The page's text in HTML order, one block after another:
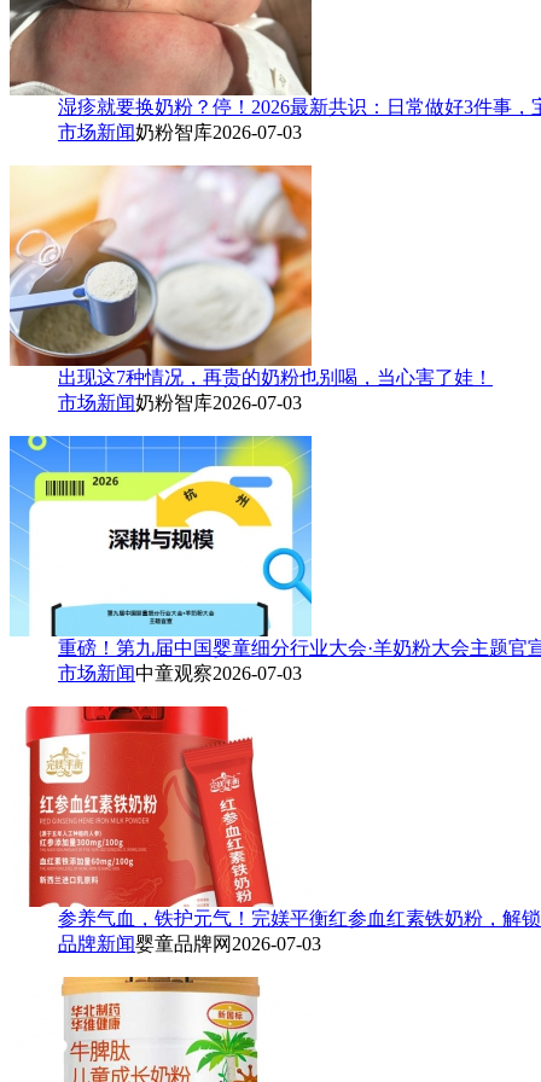
湿疹就要换奶粉？停！2026最新共识：日常做好3件事，
市场新闻奶粉智库2026-07-03
出现这7种情况，再贵的奶粉也别喝，当心害了娃！
市场新闻奶粉智库2026-07-03
重磅！第九届中国婴童细分行业大会·羊奶粉大会主题官
市场新闻中童观察2026-07-03
参养气血，铁护元气！完媄平衡红参血红素铁奶粉，解锁
品牌新闻婴童品牌网 2026-07-03